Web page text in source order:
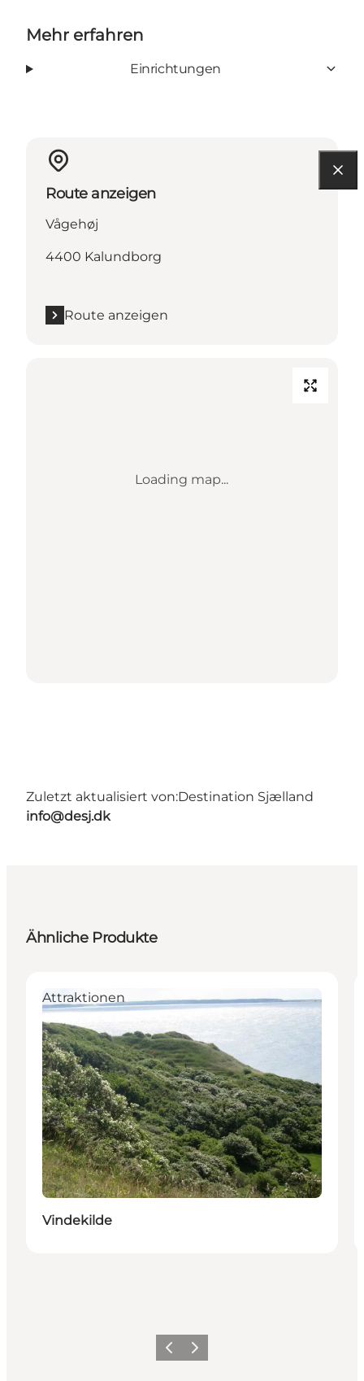
Mehr erfahren
Einrichtungen
Route anzeigen
Vågehøj
4400 Kalundborg
Route anzeigen
Loading map...
Zuletzt aktualisiert von:Destination Sjælland
info@desj.dk
Ähnliche Produkte
Attraktionen
Vindekilde
ZurückWeiter